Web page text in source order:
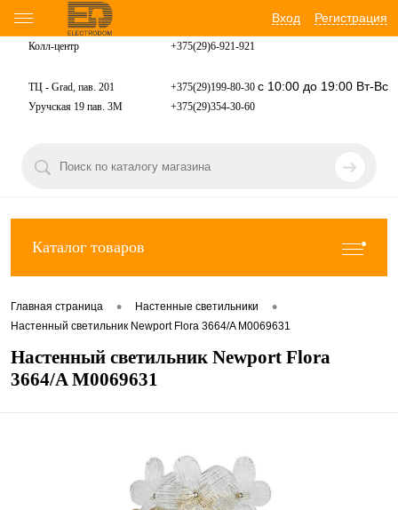
Вход Регистрация
Колл-центр +375(29)6-921-921
ТЦ - Grad, пав. 201 +375(29)199-80-30 с 10:00 до 19:00 Вт-Вс
Уручская 19 пав. 3М +375(29)354-30-60
Каталог товаров
Главная страница • Настенные светильники •
Настенный светильник Newport Flora 3664/A М0069631
Настенный светильник Newport Flora
3664/A М0069631